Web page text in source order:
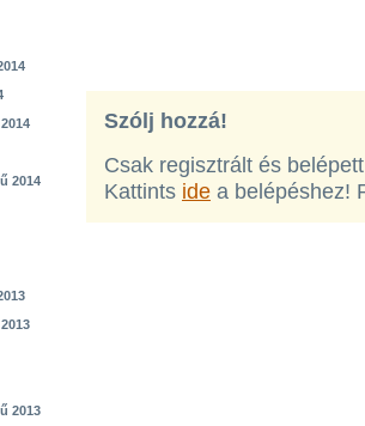
2014
2013
Szólj hozzá!
Csak regisztrált és
Kattints ide a belépéshez!